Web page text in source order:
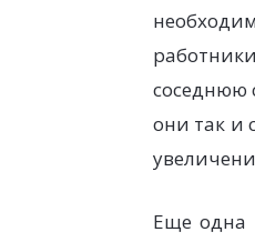
соседнюю
они так и
Еще одна